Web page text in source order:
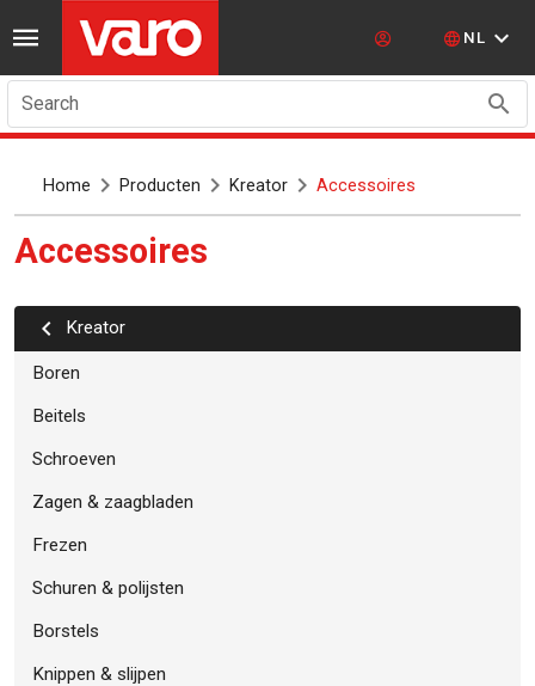
NL
Search
Home Producten Kreator Accessoires
Accessoires
kreator
Boren
Beitels
Schroeven
Zagen & zaagbladen
Frezen
Schuren & polijsten
Borstels
Knippen & slijpen